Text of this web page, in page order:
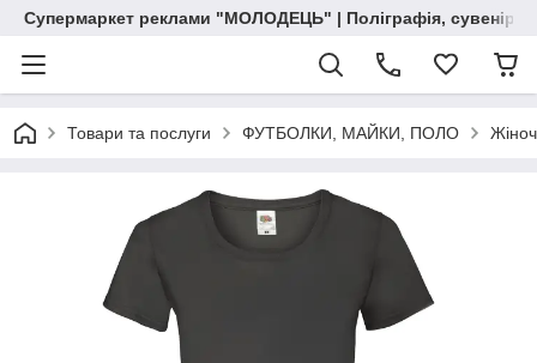
Супермаркет реклами "МОЛОДЕЦЬ" | Поліграфія, сувенірна
Товари та послуги ФУТБОЛКИ, МАЙКИ, ПОЛО